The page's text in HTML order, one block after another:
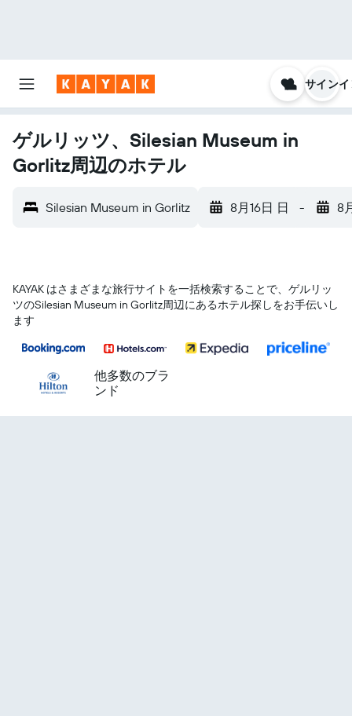
サイン
ゲルリッツ、Silesian Museum in
Gorlitz周辺のホテル
Silesian Museum in Gorlitz 8月16日 日 - 8
KAYAK はさまざまな旅行サイトを一括検索することで、ゲルリッ
ツ​のSilesian Museum in Gorlitz​周辺にあるホテル探しをお手伝いし
ます
他多数のブラ
ンド